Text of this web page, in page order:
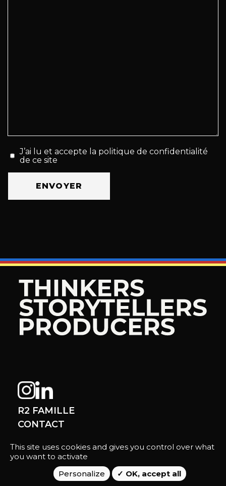
J’ai lu et accepte la politique de confidentialité
de ce site
R2 FAMILLE
CONTACT
Mentions légales
Données personnelles
This site uses cookies and gives you control over what
you want to activate
Personalize
OK, accept all